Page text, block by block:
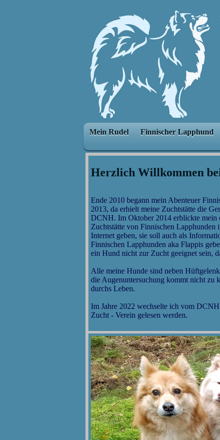
Mein Rudel Finnischer Lapphund
Herzlich Willkommen
Ende 2010 begann mein Abenteuer
2013, da erhielt meine Zuchtstätte die
DCNH. Im Oktober 2014 erblickte mein
Zuchtstätte von Finnischen
Internet geben, sie soll auch als
Finnischen Lapphunden aka Flappis
ein Hund nicht zur Zucht geeignet sein,
Alle meine Hunde sind neben
die Augenuntersuchung kommt nicht zu
durchs Leben.
Im Jahre 2022 wechselte ich vom
Zucht - Verein gelesen werden.